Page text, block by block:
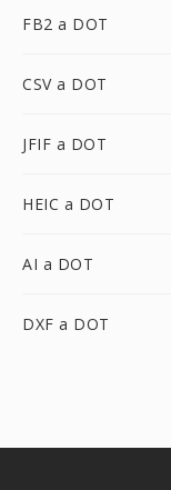
FB2 a DOT
CSV a DOT
JFIF a DOT
HEIC a DOT
AI a DOT
DXF a DOT